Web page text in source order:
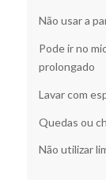
Não usar a
Pode ir no
prolongado
Lavar com
Quedas ou
Não utilizar